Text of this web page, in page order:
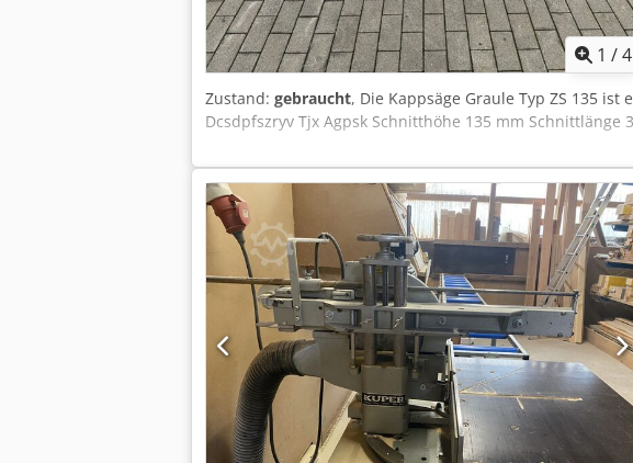
1 /4
Zustand: gebraucht, Die Kappsäge Graule Typ ZS 135
Dcsdpfszryv Tjx Agpsk Schnitthöhe 135 mm Schnittlänge